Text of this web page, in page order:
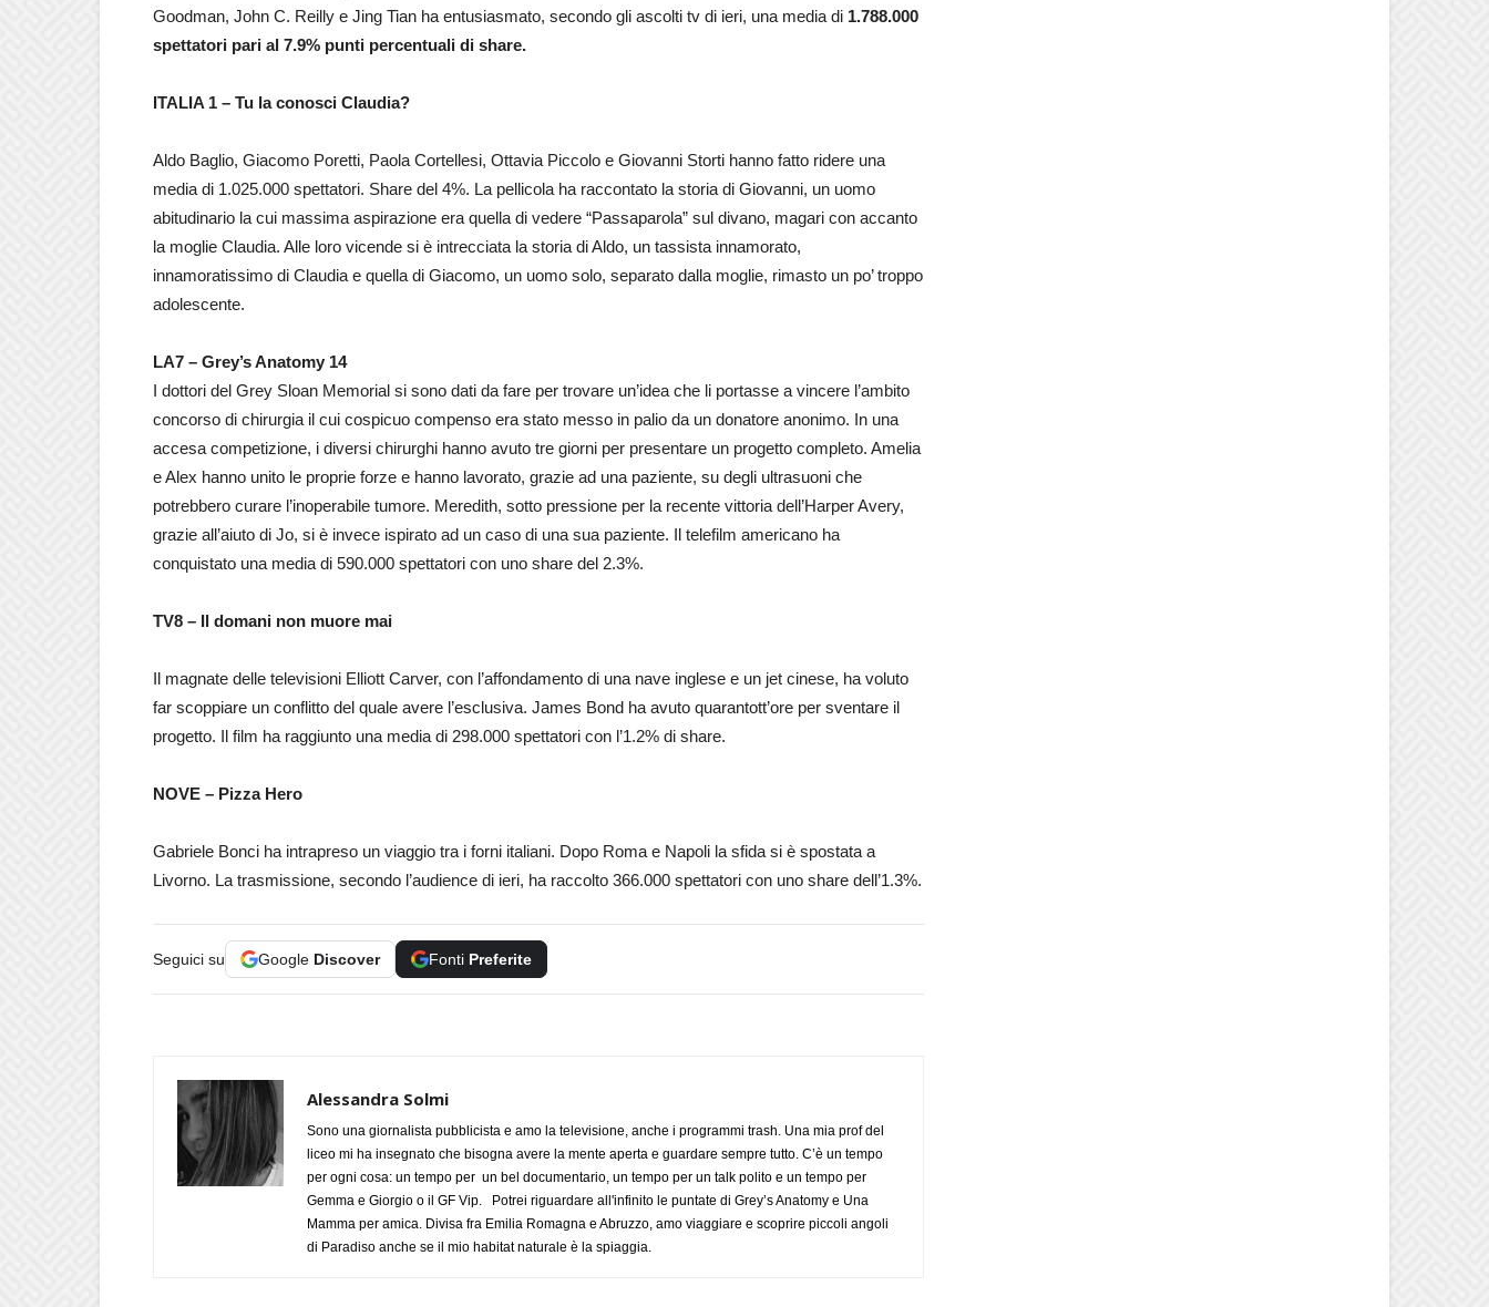
Goodman, John C. Reilly e Jing Tian ha entusiasmato, secondo gli ascolti tv di ieri, una media di 1.788.000
spettatori pari al 7.9% punti percentuali di share.
ITALIA 1 – Tu la conosci Claudia?
Aldo Baglio, Giacomo Poretti, Paola Cortellesi, Ottavia Piccolo e Giovanni Storti hanno fatto ridere una
media di 1.025.000 spettatori. Share del 4%. La pellicola ha raccontato la storia di Giovanni, un uomo
abitudinario la cui massima aspirazione era quella di vedere “Passaparola” sul divano, magari con accanto
la moglie Claudia. Alle loro vicende si è intrecciata la storia di Aldo, un tassista innamorato,
innamoratissimo di Claudia e quella di Giacomo, un uomo solo, separato dalla moglie, rimasto un po’ troppo
adolescente.
LA7 – Grey’s Anatomy 14
I dottori del Grey Sloan Memorial si sono dati da fare per trovare un’idea che li portasse a vincere l’ambito
concorso di chirurgia il cui cospicuo compenso era stato messo in palio da un donatore anonimo. In una
accesa competizione, i diversi chirurghi hanno avuto tre giorni per presentare un progetto completo. Amelia
e Alex hanno unito le proprie forze e hanno lavorato, grazie ad una paziente, su degli ultrasuoni che
potrebbero curare l’inoperabile tumore. Meredith, sotto pressione per la recente vittoria dell’Harper Avery,
grazie all’aiuto di Jo, si è invece ispirato ad un caso di una sua paziente. Il telefilm americano ha
conquistato una media di 590.000 spettatori con uno share del 2.3%.
TV8 – Il domani non muore mai
Il magnate delle televisioni Elliott Carver, con l’affondamento di una nave inglese e un jet cinese, ha voluto
far scoppiare un conflitto del quale avere l’esclusiva. James Bond ha avuto quarantott’ore per sventare il
progetto. Il film ha raggiunto una media di 298.000 spettatori con l’1.2% di share.
NOVE – Pizza Hero
Gabriele Bonci ha intrapreso un viaggio tra i forni italiani. Dopo Roma e Napoli la sfida si è spostata a
Livorno. La trasmissione, secondo l’audience di ieri, ha raccolto 366.000 spettatori con uno share dell’1.3%.
Seguici su Google Discover Fonti Preferite
Alessandra Solmi
Sono una giornalista pubblicista e amo la televisione, anche i programmi trash. Una mia prof del
liceo mi ha insegnato che bisogna avere la mente aperta e guardare sempre tutto. C’è un tempo
per ogni cosa: un tempo per un bel documentario, un tempo per un talk polito e un tempo per
Gemma e Giorgio o il GF Vip. Potrei riguardare all'infinito le puntate di Grey’s Anatomy e Una
Mamma per amica. Divisa fra Emilia Romagna e Abruzzo, amo viaggiare e scoprire piccoli angoli
di Paradiso anche se il mio habitat naturale è la spiaggia.